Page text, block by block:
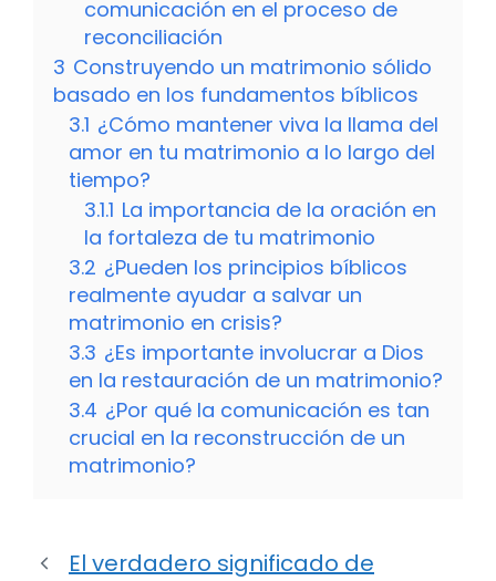
comunicación en el proceso de
reconciliación
3 Construyendo un matrimonio sólido
basado en los fundamentos bíblicos
3.1 ¿Cómo mantener viva la llama del
amor en tu matrimonio a lo largo del
tiempo?
3.1.1 La importancia de la oración en
la fortaleza de tu matrimonio
3.2 ¿Pueden los principios bíblicos
realmente ayudar a salvar un
matrimonio en crisis?
3.3 ¿Es importante involucrar a Dios
en la restauración de un matrimonio?
3.4 ¿Por qué la comunicación es tan
crucial en la reconstrucción de un
matrimonio?
El verdadero significado de